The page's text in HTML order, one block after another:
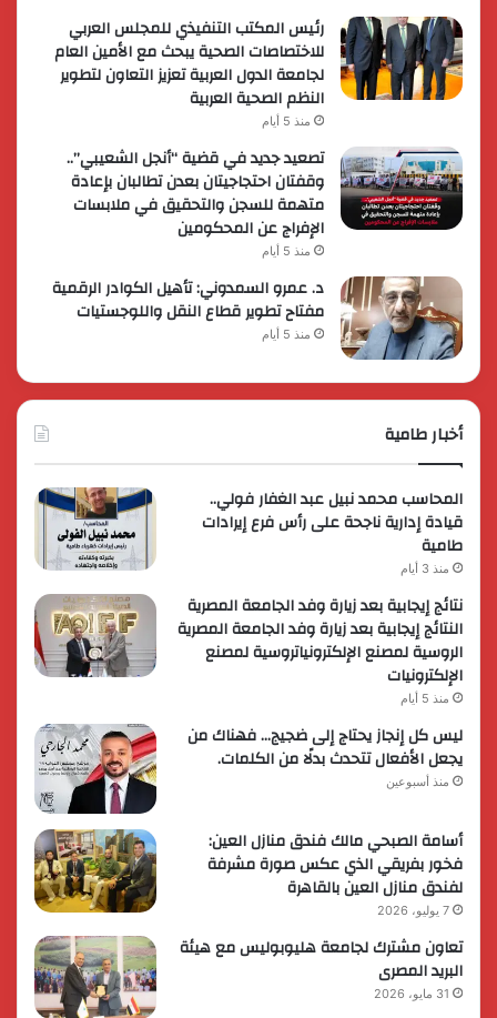
رئيس المكتب التنفيذي للمجلس العربي
للاختصاصات الصحية يبحث مع الأمين العام
لجامعة الدول العربية تعزيز التعاون لتطوير
النظم الصحية العربية
منذ 5 أيام
تصعيد جديد في قضية “أنجل الشعيبي”..
وقفتان احتجاجيتان بعدن تطالبان بإعادة
متهمة للسجن والتحقيق في ملابسات
الإفراج عن المحكومين
منذ 5 أيام
د. عمرو السمدوني: تأهيل الكوادر الرقمية
مفتاح تطوير قطاع النقل واللوجستيات
منذ 5 أيام
أخبار طامية
المحاسب محمد نبيل عبد الغفار فولي..
قيادة إدارية ناجحة على رأس فرع إيرادات
طامية
منذ 3 أيام
نتائج إيجابية بعد زيارة وفد الجامعة المصرية
النتائج إيجابية بعد زيارة وفد الجامعة المصرية
الروسية لمصنع الإلكترونياتروسية لمصنع
الإلكترونيات
منذ 5 أيام
ليس كل إنجاز يحتاج إلى ضجيج… فهناك من
يجعل الأفعال تتحدث بدلًا من الكلمات.
منذ أسبوعين
أسامة الصبحي مالك فندق منازل العين:
فخور بفريقي الذي عكس صورة مشرفة
لفندق منازل العين بالقاهرة
7 يوليو، 2026
تعاون مشترك لجامعة هليوبوليس مع هيئة
البريد المصرى
31 مايو، 2026